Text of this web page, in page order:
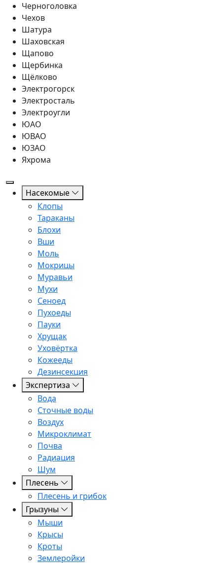
Черноголовка
Чехов
Шатура
Шаховская
Щапово
Щербинка
Щёлково
Электрогорск
Электросталь
Электроугли
ЮАО
ЮВАО
ЮЗАО
Яхрома
Насекомые
Клопы
Тараканы
Блохи
Вши
Моль
Мокрицы
Муравьи
Мухи
Сеноед
Пухоеды
Пауки
Хрущак
Уховёртка
Кожееды
Дезинсекция
Экспертиза
Вода
Сточные воды
Воздух
Микроклимат
Почва
Радиация
Шум
Плесень
Плесень и грибок
Грызуны
Мыши
Крысы
Кроты
Землеройки